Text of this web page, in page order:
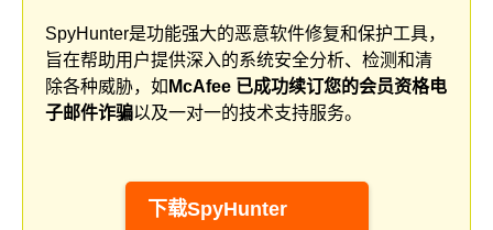
SpyHunter是功能强大的恶意软件修复和保护工具，
旨在帮助用户提供深入的系统安全分析、检测和清
除各种威胁，如 McAfee 已成功续订您的会员资格电
子邮件诈骗以及一对一的技术支持服务。
下载SpyHunter